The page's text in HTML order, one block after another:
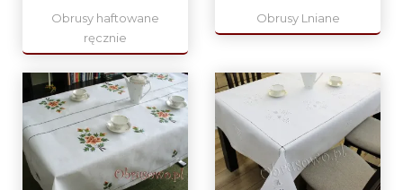
Róża" 140x205
Obrusy haftowane
ręcznie
140x185 biały
Obrusy Lniane